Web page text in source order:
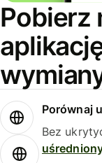
Pobierz
Porównaj
Bez